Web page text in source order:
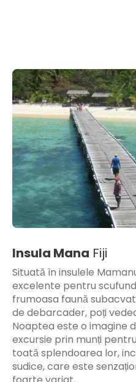
Insula Mana Fiji
Situată în insulele
excelente pentru
frumoasa faună
de debarcader, poți
Noaptea este o imagine
excursie prin munți
toată splendoarea lor,
sudice, care este